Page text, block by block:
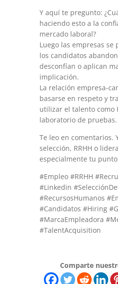
Y aquí te pregunto:
haciendo esto a la
mercado laboral?
Luego las empresas
los candidatos
desconfían o aplican
implicación.
La relación empresa-
basarse en respeto y
utilizar el talento como
laboratorio de pruebas.
Te leo en comentarios.
selección, RRHH o
especialmente tu punto
#Empleo #RRHH
#Linkedin
#RecursosHumanos
#Candidatos #Hiring
#MarcaEmpleadora
#TalentAcquisition
Comparte